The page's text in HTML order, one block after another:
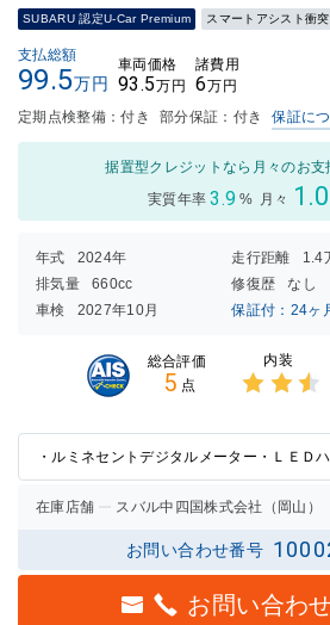
SUBARU 認定U-Car Premium スマートアシスト衝
支払総額
99.5万円
車両価格
93.5万円
諸費用
6万円
定期点検整備：付き 部分保証：付き 保証に
据置型クレジットなら月々のお支
実質年率 3.9 % 月々
年式 2024年 走行距離
1.4
排気量
660cc 修復歴
なし
車検
2027年10月 保証付：24ヶ
総合評価
5 点
内装
2.5点
の評価
・ルミネセントデジタルメーター・ＬＥＤ
在庫店舗 スバル中四国株式会社（岡山
お問い合わせ番号
お問い合わせ